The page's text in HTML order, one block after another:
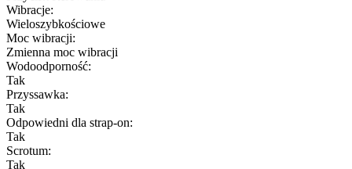
Wibracje:
Wieloszybkościowe
Moc wibracji:
Zmienna moc wibracji
Wodoodporność:
Tak
Przyssawka:
Tak
Odpowiedni dla strap-on:
Tak
Scrotum:
Tak